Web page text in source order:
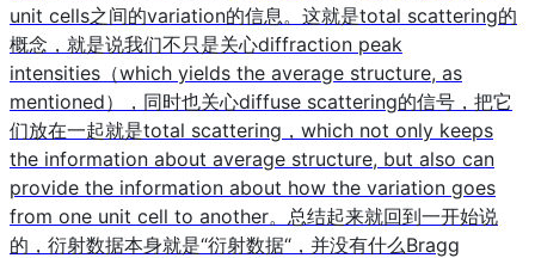
unit cells之间的variation的信息。这就是total scattering的
概念，就是说我们不只是关心diffraction peak
intensities（which yields the average structure, as
mentioned），同时也关心diffuse scattering的信号，把它
们放在一起就是total scattering，which not only keeps
the information about average structure, but also can
provide the information about how the variation goes
from one unit cell to another。总结起来就回到一开始说
的，衍射数据本身就是“衍射数据“，并没有什么Bragg